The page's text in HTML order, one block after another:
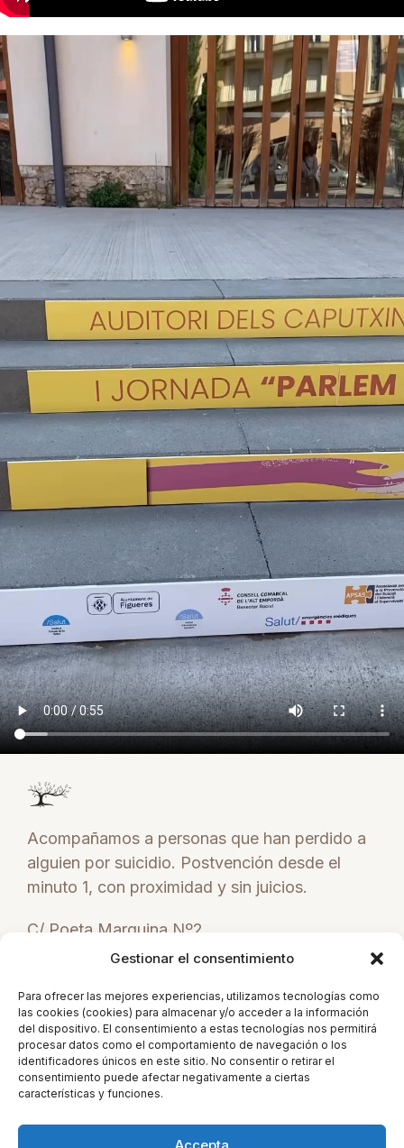
Gestionar el consentimiento
Para ofrecer las mejores experiencias, utilizamos tecnologías como
las cookies (cookies) para almacenar y/o acceder a la información
del dispositivo. El consentimiento a estas tecnologías nos permitirá
procesar datos como el comportamiento de navegación o los
identificadores únicos en este sitio. No consentir o retirar el
consentimiento puede afectar negativamente a ciertas
características y funciones.
Accepta
Acompañamos a personas que han perdido a
alguien por suicidio. Postvención desde el
minuto 1, con proximidad y sin juicios.
C/ Poeta Marquina Nº2
Figueres (Girona)
+34 671 838 111
tramuntanads@gmail.com
CAT